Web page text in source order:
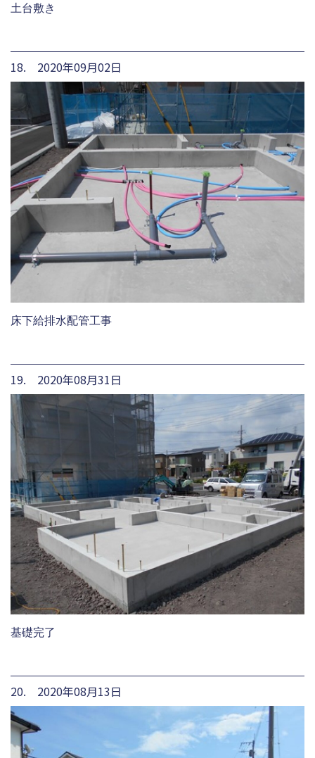
土台敷き
18. 2020年09月02日
床下給排水配管工事
19. 2020年08月31日
基礎完了
20. 2020年08月13日